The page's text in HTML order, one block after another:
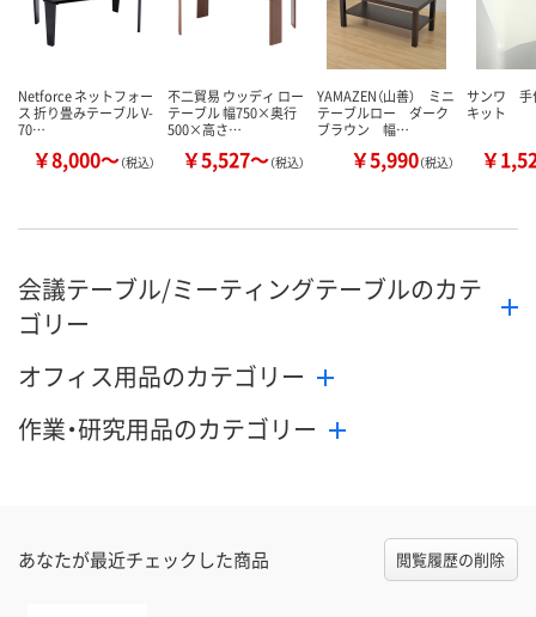
Netforce ネットフォー
ス 折り畳みテーブル V-
70…
￥8,000～（税込）
不二貿易 ウッディ ロー
テーブル 幅750×奥行
500×高さ…
￥5,527～（税込）
YAMAZEN（山善） ミニ
テーブルロー ダーク
ブラウン 幅…
￥5,990（税込）
サンワ 手
キット
￥
会議テーブル/ミーティングテーブルのカテ
ゴリー
オフィス用品のカテゴリー
作業・研究用品のカテゴリー
あなたが最近チェックした商品 閲覧履歴の削除